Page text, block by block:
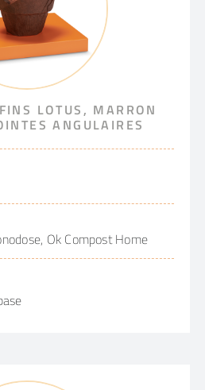
LOTUS, MARRON
ANGULAIRES
Ok Compost Home